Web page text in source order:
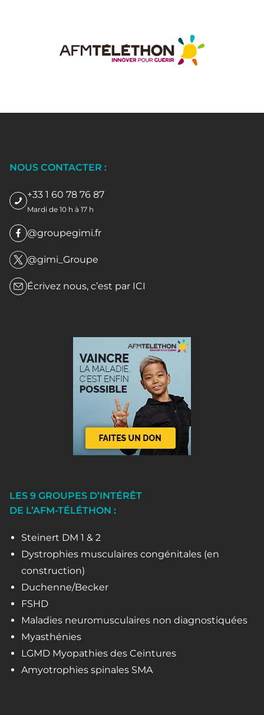
NOUS CONTACTER :
+33 1 60 78 76 87
Mardi de 10 h à 17 h
@groupegimi.fr
@gimi_Groupe
Écrivez nous, c’est par ICI
LES 9 GROUPES D’INTÉRÊT
DE L’AFM-TÉLÉTHON :
Steinert DM 1 & 2
Dystrophies musculaires congénitales (en
construction)
Duchenne/Becker
FSHD
Maladies neuromusculaires non diagnostiquées
Myasthénies
LGMD Myopathies des Ceintures
Amyotrophies spinales SMA